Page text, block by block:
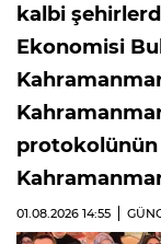
kalbi
Ekonomisi
01.08.2026 14:55